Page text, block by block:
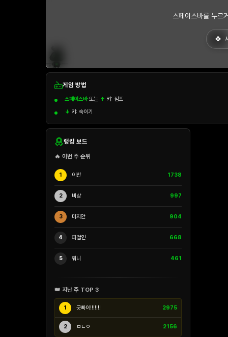
스페이스바를 누르
게임 방법
스페이스바또는 ↑ 키: 점프
↓ 키: 숙이기
랭킹 보드
🔥 이번 주 순위
1 이찬 1738
2 비상 997
3 미지안 904
4 피철인 668
5 워니 461
👑 지난 주 TOP 3
1 긋빠이!!!!!!! 2975
2 ㅁㄴㅇ 2156